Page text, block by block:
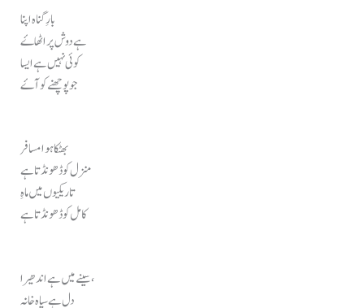
بارِ گناہ اپنا
ہے دوش پر اٹھاۓ
کوئی نہیں ہے ایسا
جو پوچھنے کو آۓ
بھٹکا ہوا مسافر
منزل کو ڈھونڈتا ہے
تاریکیوں میں ماہِ
کامل کو ڈھونڈتا ہے
سینے میں ہے اندھیرا ،
دل ہے سیاہ خانہ